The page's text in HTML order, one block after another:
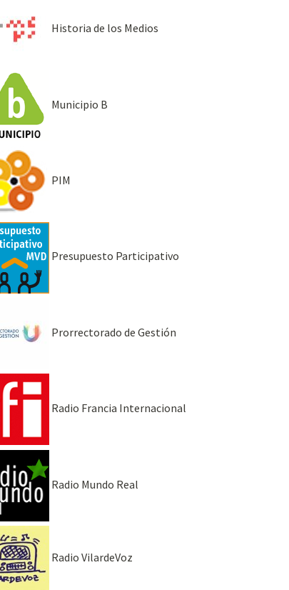
Historia de los Medios
Municipio B
PIM
Presupuesto Participativo
Prorrectorado de Gestión
Radio Francia Internacional
Radio Mundo Real
Radio VilardeVoz